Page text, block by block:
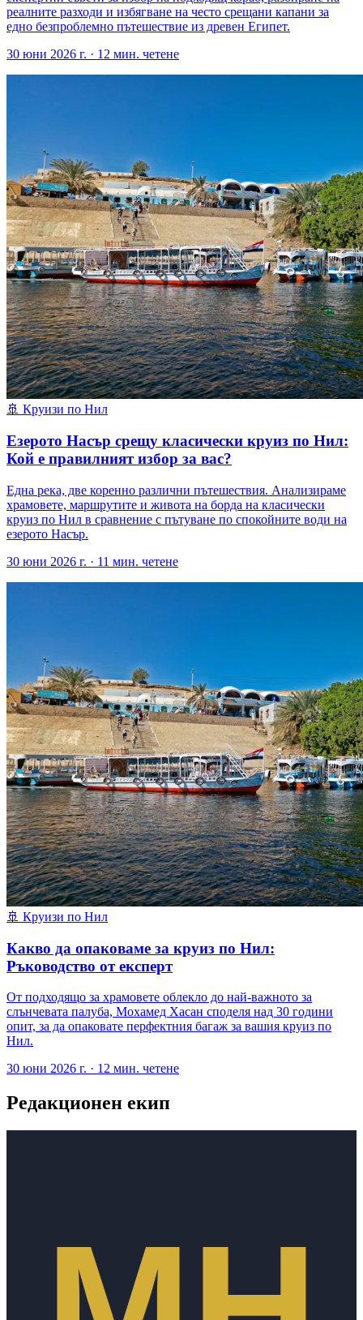
реалните разходи и избягване на често срещани капани за
едно безпроблемно пътешествие из древен Египет.
30 юни 2026 г. · 12 мин. четене
🚢 Круизи по Нил
Езерото Насър срещу класически круиз по Нил:
Кой е правилният избор за вас?
Една река, две коренно различни пътешествия. Анализираме
храмовете, маршрутите и живота на борда на класически
круиз по Нил в сравнение с пътуване по спокойните води на
езерото Насър.
30 юни 2026 г. · 11 мин. четене
🚢 Круизи по Нил
Какво да опаковаме за круиз по Нил:
Ръководство от експерт
От подходящо за храмовете облекло до най-важното за
слънчевата палуба, Мохамед Хасан споделя над 30 години
опит, за да опаковате перфектния багаж за вашия круиз по
Нил.
30 юни 2026 г. · 12 мин. четене
Редакционен екип